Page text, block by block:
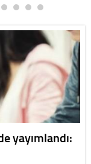
yayımlandı: